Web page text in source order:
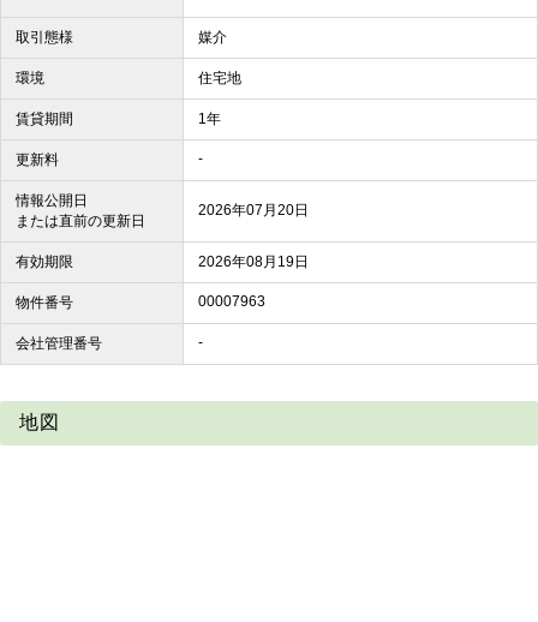
取引態様 媒介
環境 住宅地
賃貸期間 1年
更新料 -
情報公開日
または直前の更新日
2026年07月20日
有効期限 2026年08月19日
物件番号 00007963
会社管理番号 -
地図